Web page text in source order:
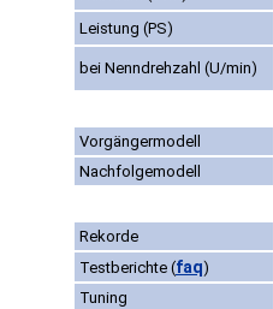
Leistung (PS)
bei Nenndrehzahl (U/min)
Vorgängermodell
Nachfolgemodell
Rekorde
Testberichte (faq)
Tuning